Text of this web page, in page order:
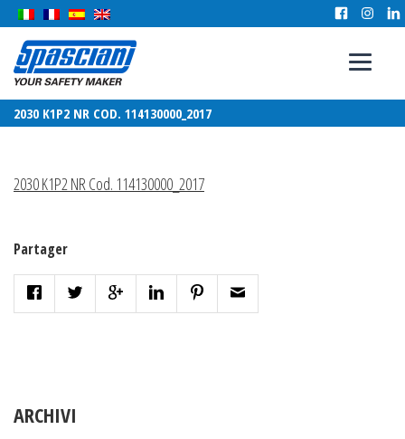
2030 K1P2 NR COD. 114130000_2017
2030 K1P2 NR Cod. 114130000_2017
Partager
ARCHIVI